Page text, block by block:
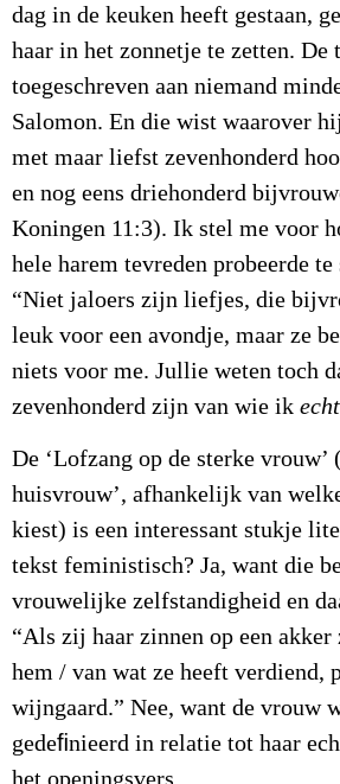
dag in de keuken heeft gestaan,
haar in het zonnetje te zetten. De
toegeschreven aan niemand
Salomon. En die wist waarover
met maar liefst zevenhonderd
en nog eens driehonderd
Koningen 11:3). Ik stel me voor
hele harem tevreden probeerde te
“Niet jaloers zijn liefjes, die
leuk voor een avondje, maar ze
niets voor me. Jullie weten toch
zevenhonderd zijn van wie ik echt
De ‘Lofzang op de sterke vrouw’
huisvrouw’, afhankelijk van
kiest) is een interessant stukje
tekst feministisch? Ja, want die
vrouwelijke zelfstandigheid en
“Als zij haar zinnen op een akker
hem / van wat ze heeft verdiend,
wijngaard.” Nee, want de vrouw
gedeﬁnieerd in relatie tot haar